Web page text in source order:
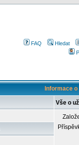
FAQ
Hledat
Informace
Vše o